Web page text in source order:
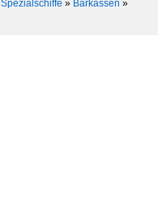
Spezialschiffe » Barkassen »